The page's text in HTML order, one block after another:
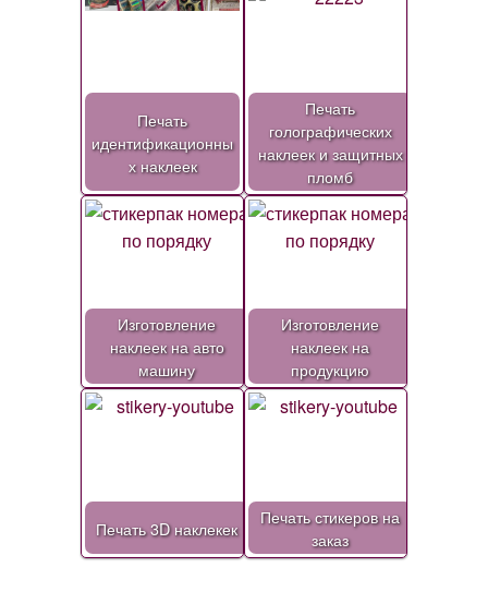
Печать
идентификационны
х наклеек
Печать
голографических
наклеек и защитных
пломб
Изготовление
наклеек на авто
машину
Изготовление
наклеек на
продукцию
Печать 3D наклекек
Печать стикеров на
заказ